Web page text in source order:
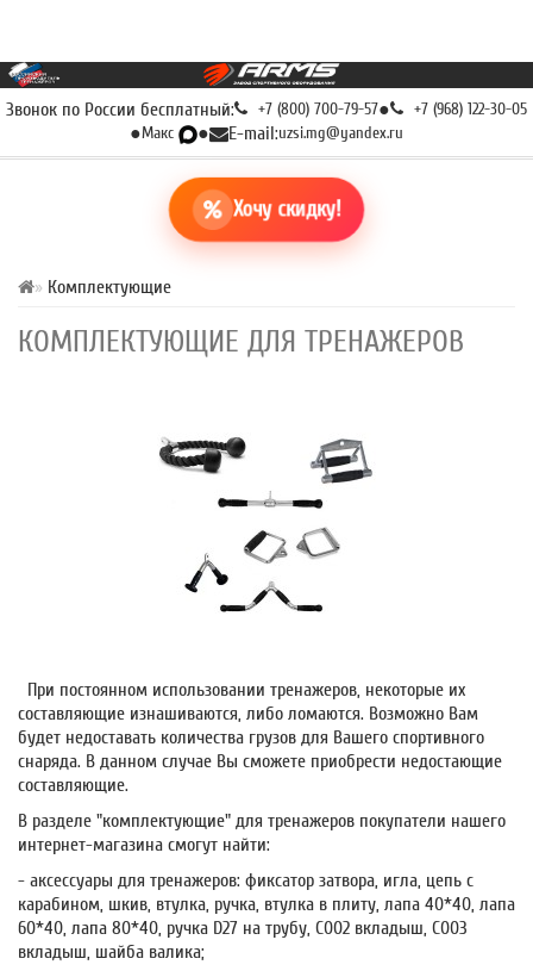
Звонок по России бесплатный: +7 (800) 700-79-57● +7 (968) 122-30-05
●Макс ● E-mail:uzsi.mg@yandex.ru
Хочу скидку!
Комплектующие
КОМПЛЕКТУЮЩИЕ ДЛЯ ТРЕНАЖЕРОВ
При постоянном использовании тренажеров, некоторые их
составляющие изнашиваются, либо ломаются. Возможно Вам
будет недоставать количества грузов для Вашего спортивного
снаряда. В данном случае Вы сможете приобрести недостающие
составляющие.
В разделе "комплектующие" для тренажеров покупатели нашего
интернет-магазина смогут найти:
- аксессуары для тренажеров: фиксатор затвора, игла, цепь с
карабином, шкив, втулка, ручка, втулка в плиту, лапа 40*40, лапа
60*40, лапа 80*40, ручка D27 на трубу, C002 вкладыш, C003
вкладыш, шайба валика;